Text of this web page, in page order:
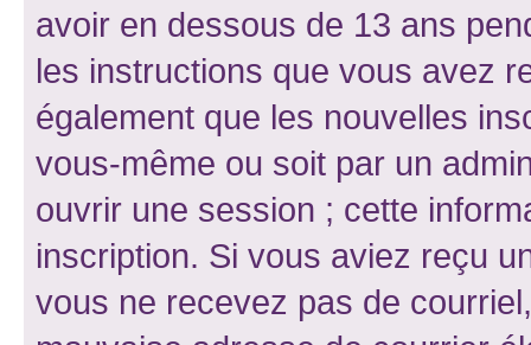
avoir en dessous de 13 ans
les instructions que vous avez
également que les nouvelles
vous-même ou soit par un
ouvrir une session ; cette
inscription. Si vous aviez reçu
vous ne recevez pas de